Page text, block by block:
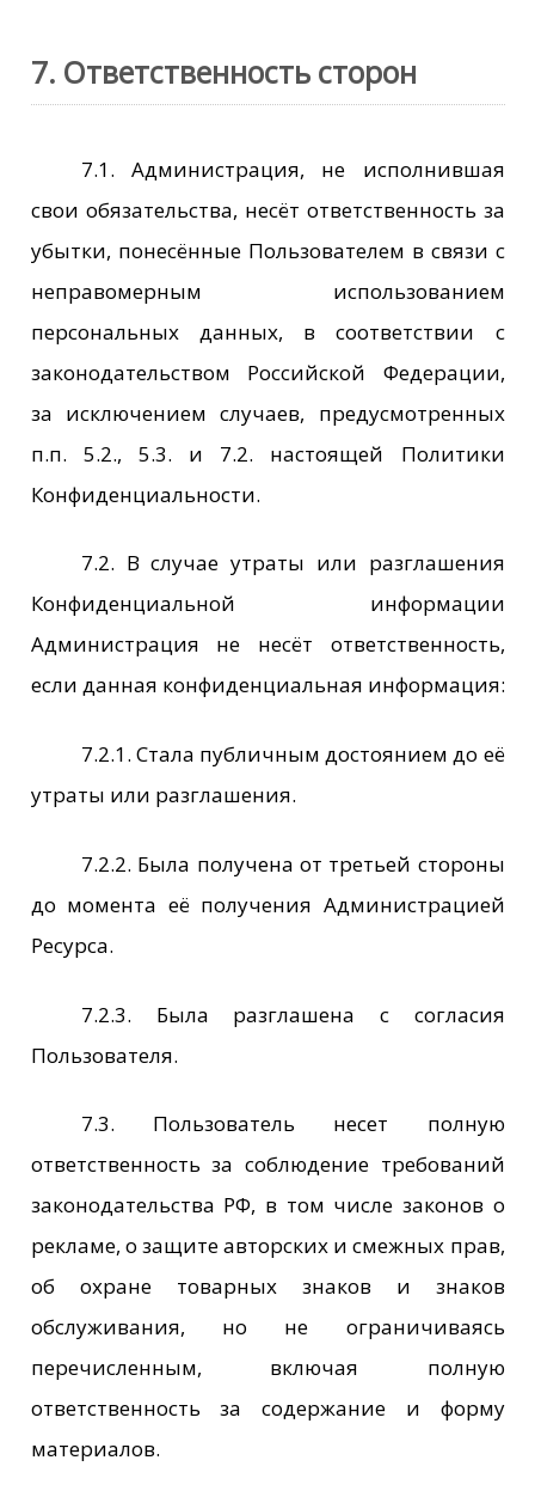
7. Ответственность сторон
7.1. Администрация, не исполнившая
свои обязательства, несёт ответственность за
убытки, понесённые Пользователем в связи с
неправомерным использованием
персональных данных, в соответствии с
законодательством Российской Федерации,
за исключением случаев, предусмотренных
п.п. 5.2., 5.3. и 7.2. настоящей Политики
Конфиденциальности.
7.2. В случае утраты или разглашения
Конфиденциальной информации
Администрация не несёт ответственность,
если данная конфиденциальная информация:
7.2.1. Стала публичным достоянием до её
утраты или разглашения.
7.2.2. Была получена от третьей стороны
до момента её получения Администрацией
Ресурса.
7.2.3. Была разглашена с согласия
Пользователя.
7.3. Пользователь несет полную
ответственность за соблюдение требований
законодательства РФ, в том числе законов о
рекламе, о защите авторских и смежных прав,
об охране товарных знаков и знаков
обслуживания, но не ограничиваясь
перечисленным, включая полную
ответственность за содержание и форму
материалов.